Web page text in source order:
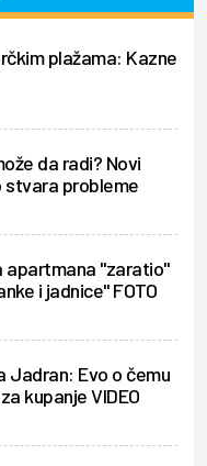
plažama: Kazne
da radi? Novi
stvara probleme
apartmana "zaratio"
i jadnice" FOTO
Jadran: Evo o čemu
kupanje VIDEO